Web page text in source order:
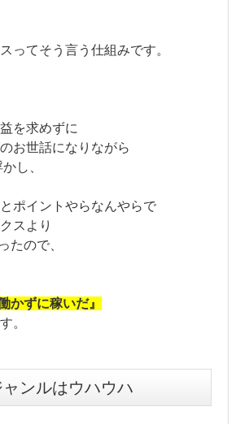
ってそう言う仕組みです。
を求めずに
お世話になりながら
し、
ポイントやらなんやらで
スより
たので、
かずに稼いだ』
。
ンルはウハウハ